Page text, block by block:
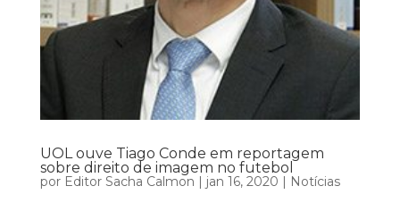
UOL ouve Tiago Conde em reportagem
sobre direito de imagem no futebol
por Editor Sacha Calmon | jan 16, 2020 | Notícias